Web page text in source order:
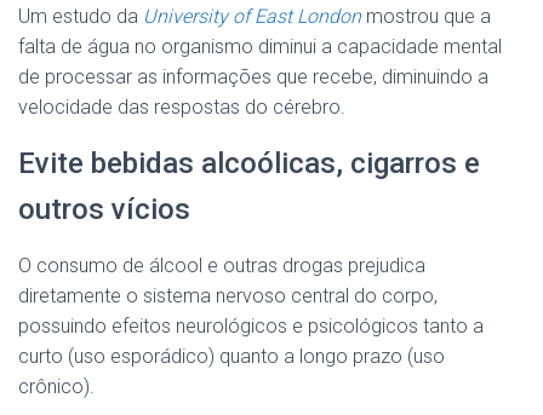
Um estudo da University of East Londonmostrou que a
falta de água no organismo diminui a capacidade mental
de processar as informações que recebe, diminuindo a
velocidade das respostas do cérebro.
Evite bebidas alcoólicas, cigarros e
outros vícios
O consumo de álcool e outras drogas prejudica
diretamente o sistema nervoso central do corpo,
possuindo efeitos neurológicos e psicológicos tanto a
curto (uso esporádico) quanto a longo prazo (uso
crônico).